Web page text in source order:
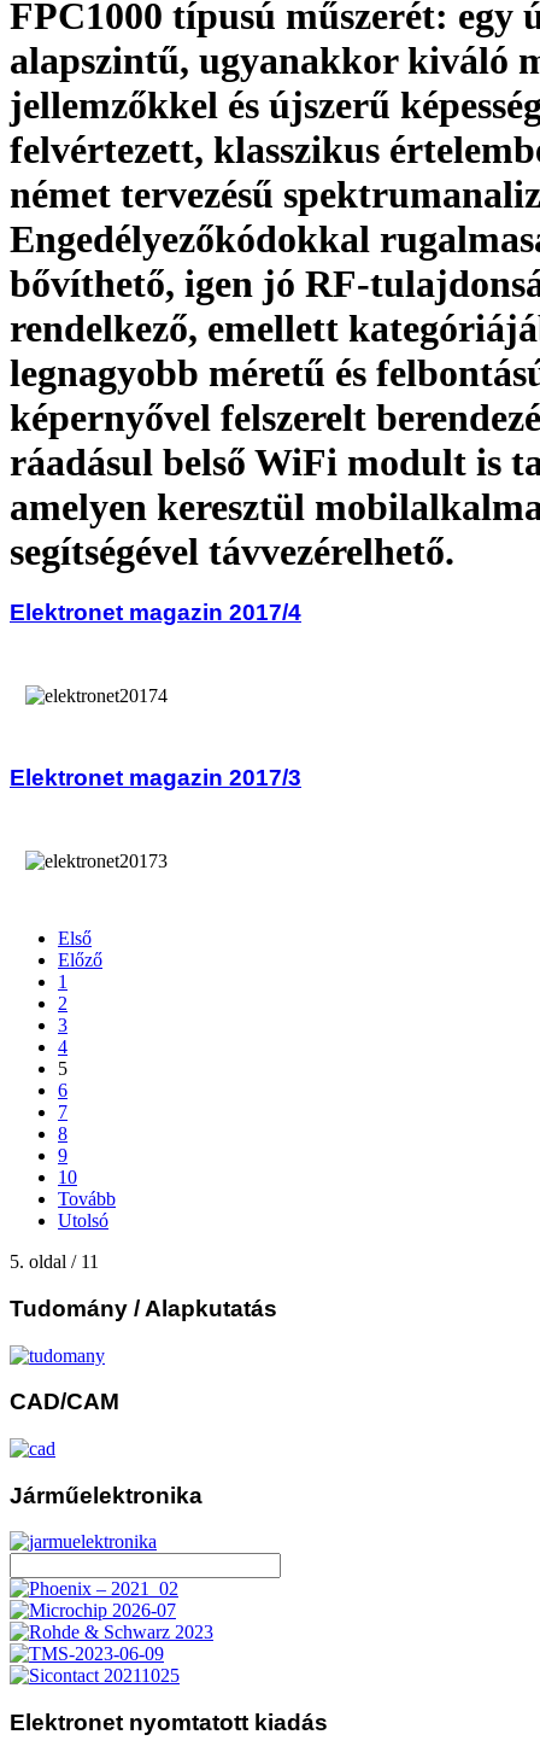
FPC1000 típusú műszerét: egy
alapszintű, ugyanakkor kiváló
jellemzőkkel és újszerű
felvértezett, klasszikus
német tervezésű
Engedélyezőkódokkal
bővíthető, igen jó RF-
rendelkező, emellett
legnagyobb méretű és
képernyővel felszerelt
ráadásul belső WiFi modult is
amelyen keresztül
segítségével távvezérelhető.
Elektronet magazin 2017/4
Elektronet magazin 2017/3
Első
Előző
1
2
3
4
5
6
7
8
9
10
Tovább
Utolsó
5. oldal / 11
Tudomány / Alapkutatás
CAD/CAM
Járműelektronika
Elektronet nyomtatott kiadás